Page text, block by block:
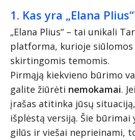
1. Kas yra „Elana
„Elana Plius“ – tai unikali
platforma, kurioje siūlomos
skirtingomis temomis.
Pirmąją kiekvieno būrimo
galite žiūrėti nemokamai.
įrašas atitinka jūsų
išplėstą versiją. Šie būrimai
gilūs ir viešai neprieinami,